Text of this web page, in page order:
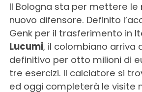
Il Bologna sta per mettere le
nuovo difensore. Definito
Genk per il trasferimento in
Lucumi, il colombiano arriva
definitivo per otto milioni di
tre esercizi. Il calciatore si
ed oggi completerà le visite